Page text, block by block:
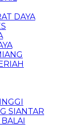
DAYA
SIANTAR